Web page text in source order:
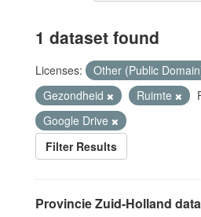
1 dataset found
Licenses: Other (Public
Gezondheid
Ruimte
Google Drive
Filter Results
Provincie Zuid-Holland